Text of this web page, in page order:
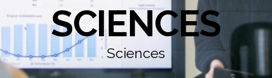
SCIENCES
Sciences